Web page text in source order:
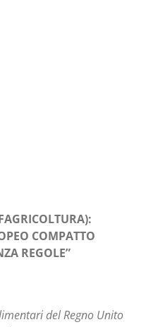
COMPATTO
REGOLE”
del Regno Uni­to